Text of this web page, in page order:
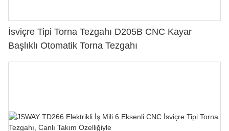
İsviçre Tipi Torna Tezgahı D205B CNC Kayar
Başlıklı Otomatik Torna Tezgahı